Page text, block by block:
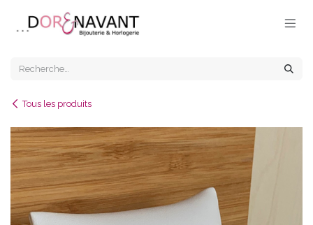
Tous les produits